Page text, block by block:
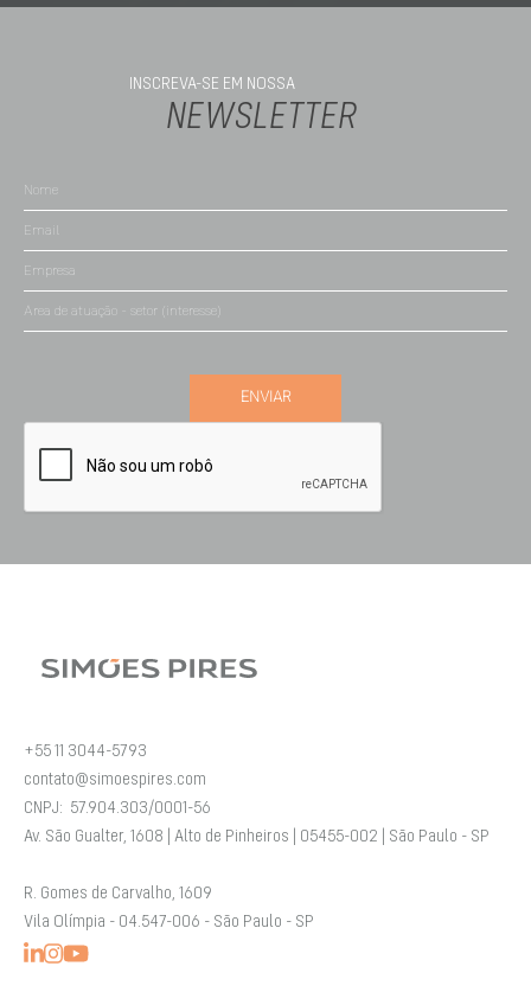
INSCREVA-SE EM NOSSA
NEWSLETTER
+55 11 3044-5793
contato@simoespires.com
CNPJ: 57.904.303/0001-56
Av. São Gualter, 1608 | Alto de Pinheiros | 05455-002 | São Paulo - SP
R. Gomes de Carvalho, 1609
Vila Olímpia - 04.547-006 - São Paulo - SP